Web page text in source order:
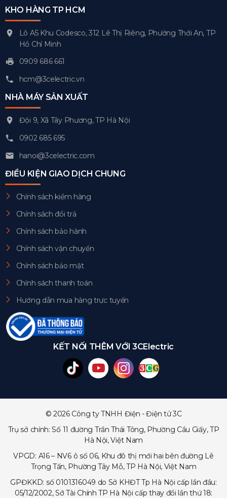
KHO HÀNG TP HCM
Lô A5 Khu Codesco, 312 Lê Thị Riêng, Phường Thới An, TP
Hồ Chí Minh
0909 686 661
hcm@3celectric.vn
NHÀ MÁY SẢN XUẤT
Đội 9, Xã Tây Phương, TP Hà Nội
0902 685 695
hanoi@3celectric.com
ĐIỀU KIỆN GIAO DỊCH CHUNG
Chính sách kiểm hàng
Chính sách đổi trả
Chính sách bảo hành
Chính sách vận chuyển
Chính sách bảo mật
Chính sách thanh toán
Hướng dẫn mua hàng trực tuyến
KẾT NỐI THÊM VỚI 3CElectric
© 2026 Công ty TNHH Điện - Điện tử 3C
Trụ sở chính: Số 11 đường Trần Thái Tông, Phường Cầu Giấy, TP
Hà Nội, Việt Nam
VPGD: A16 – NV6 ô số 06, Khu đô thị mới hai bên đường Lê
Trọng Tấn, Phường Tây Mỗ, TP Hà Nội, Việt Nam
GPĐKKD: số 0101316049 do Sở KHĐT Tp Hà Nội cấp lần đầu:
05/12/2002, Sở Tài Chính TP Hà Nội cấp thay đổi lần thứ 18: